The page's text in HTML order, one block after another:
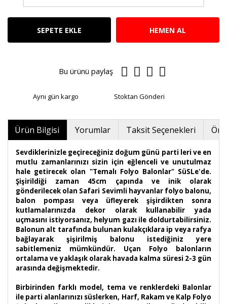
SEPETE EKLE HEMEN AL
Bu ürünü paylaş
Aynı gün kargo Stoktan Gönderi
Ürün Bilgisi Yorumlar Taksit Seçenekleri
Sevdiklerinizle geçireceğiniz doğum günü parti leri ve en
mutlu zamanlarınızı sizin için eğlenceli ve unutulmaz
hale getirecek olan "Temalı Folyo Balonlar" SüSLe'de.
Şişirildiği zaman 45cm çapında ve inik olarak
gönderilecek olan Safari Sevimli hayvanlar folyo balonu,
balon pompası veya üfleyerek şişirdikten sonra
kutlamalarınızda dekor olarak kullanabilir yada
uçmasını istiyorsanız, helyum gazı ile doldurtabilirsiniz.
Balonun alt tarafında bulunan kulakçıklara ip veya rafya
bağlayarak şişirilmiş balonu istediğiniz yere
sabitlemeniz mümkündür. Uçan Folyo balonların
ortalama ve yaklaşık olarak havada kalma süresi 2-3 gün
arasında değişmektedir.
Birbirinden farklı model, tema ve renklerdeki Balonlar
ile parti alanlarınızı süslerken, Harf, Rakam ve Kalp Folyo